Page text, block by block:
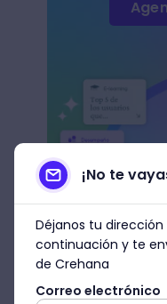
4. Google
¡No te
Déjanos tu
continuación y te
de Crehana
Correo electrónico